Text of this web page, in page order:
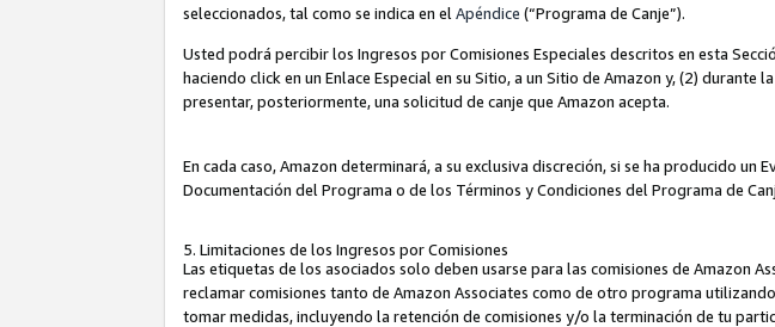
seleccionados, tal como se indica en el Apéndice (“Programa de Canje”).
Usted podrá percibir los Ingresos por Comisiones Especiales descritos en esta
haciendo click en un Enlace Especial en su Sitio, a un Sitio de Amazon y, (2)
presentar, posteriormente, una solicitud de canje que Amazon acepta.
En cada caso, Amazon determinará, a su exclusiva discreción, si se ha producido
Documentación del Programa o de los Términos y Condiciones del Programa de
5. Limitaciones de los Ingresos por Comisiones
Las etiquetas de los asociados solo deben usarse para las comisiones de Amazon
reclamar comisiones tanto de Amazon Associates como de otro programa
tomar medidas, incluyendo la retención de comisiones y/o la terminación de tu